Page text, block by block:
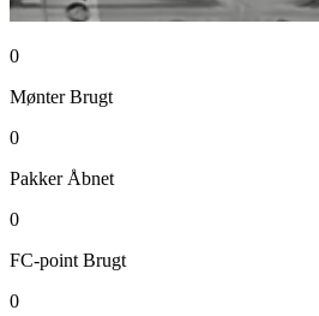
0
Mønter Brugt
0
Pakker Åbnet
0
FC-point Brugt
0